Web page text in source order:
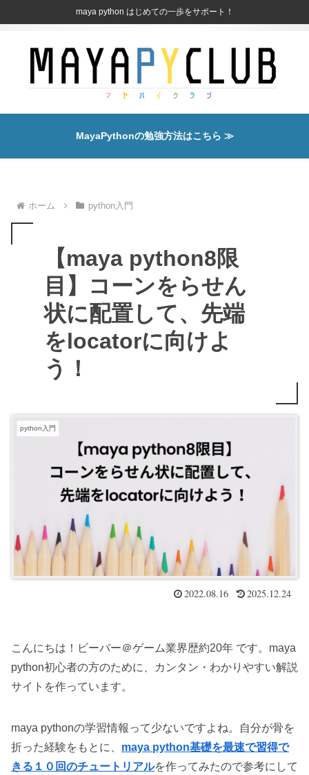
maya python はじめての一歩をサポート！
MayaPythonの勉強方法はこちら ≫
ホーム python入門
【maya python8限
目】コーンをらせん
状に配置して、先端
をlocatorに向けよ
う！
python入門
2022.08.16 2025.12.24
こんにちは！ビーバー＠ゲーム業界歴約20年 です。maya
python初心者の方のために、カンタン・わかりやすい解説
サイトを作っています。
maya pythonの学習情報って少ないですよね。自分が骨を
折った経験をもとに、 maya python基礎を最速で習得で
きる１０回のチュートリアルを作ってみたので参考にして